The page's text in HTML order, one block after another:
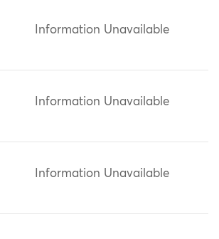
Information Unavailable
Information Unavailable
Information Unavailable